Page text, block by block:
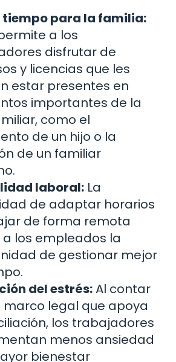
tiempo para la familia:
a los
disfrutar de
y licencias que les
estar presentes en
importantes de la
como el
de un hijo o la
de un familiar
laboral: La
de adaptar horarios
de forma remota
los empleados la
de gestionar mejor
del estrés:Al contar
marco legal que apoya
los trabajadores
menos ansiedad
bienestar